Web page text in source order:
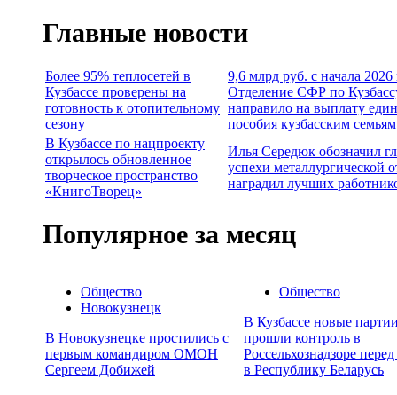
Главные новости
Более 95% теплосетей в
Кузбассе проверены на
готовность к отопительному
сезону
9,6 млрд руб. с начала 2026
Отделение СФР по
направило на выплату
пособия кузбасским семьям
В Кузбассе по нацпроекту
открылось обновленное
творческое пространство
«КнигоТворец»
Илья Середюк обозначил
успехи металлургической
наградил лучших
Популярное за месяц
Общество
Новокузнецк
В Новокузнецке простились с
первым командиром ОМОН
Сергеем Добижей
Общество
В Кузбассе новые
прошли контроль в
Россельхознадзоре
в Республику Беларусь